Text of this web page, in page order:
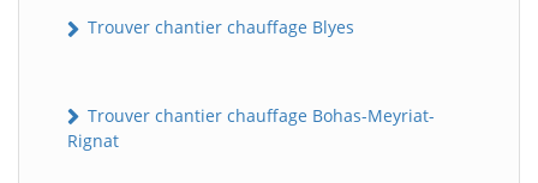
Trouver chantier chauffage Blyes
Trouver chantier chauffage Bohas-Meyriat-
Rignat